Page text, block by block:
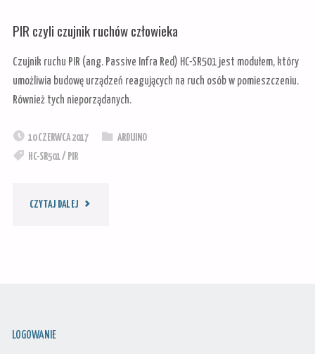
PIR czyli czujnik ruchów człowieka
Czujnik ruchu PIR (ang. Passive Infra Red) HC-SR501 jest modułem, który
umożliwia budowę urządzeń reagujących na ruch osób w pomieszczeniu.
Również tych nieporządanych.
10 CZERWCA 2017
ARDUINO
HC-SR501/ PIR
CZYTAJ DALEJ"PIR
LOGOWANIE